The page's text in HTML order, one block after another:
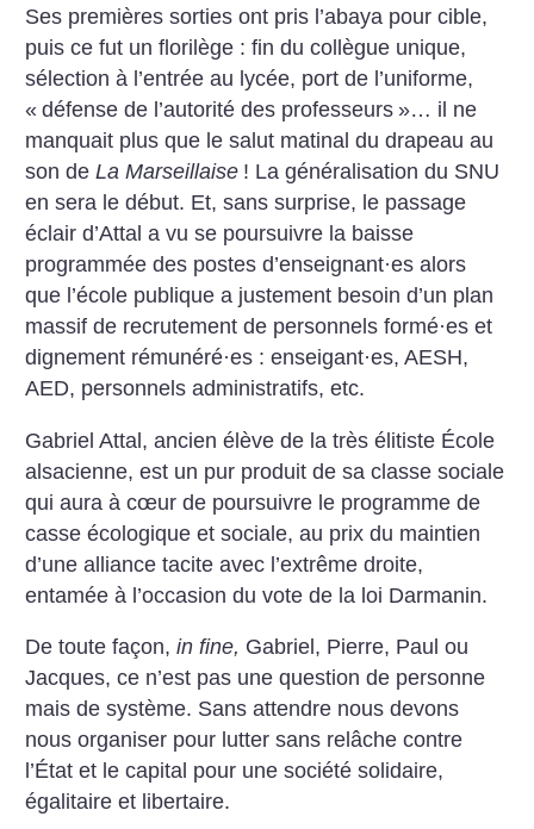
Ses premières sorties ont pris l’abaya pour cible,
puis ce fut un florilège : fin du collègue unique,
sélection à l’entrée au lycée, port de l’uniforme,
« défense de l’autorité des professeurs »… il ne
manquait plus que le salut matinal du drapeau au
son deLa Marseillaise ! La généralisation du SNU
en sera le début. Et, sans surprise, le passage
éclair d’Attal a vu se poursuivre la baisse
programmée des postes d’enseignant·es alors
que l’école publique a justement besoin d’un plan
massif de recrutement de personnels formé·es et
dignement rémunéré·es : enseigant·es, AESH,
AED, personnels administratifs, etc.
Gabriel Attal, ancien élève de la très élitiste École
alsacienne, est un pur produit de sa classe sociale
qui aura à cœur de poursuivre le programme de
casse écologique et sociale, au prix du maintien
d’une alliance tacite avec l’extrême droite,
entamée à l’occasion du vote de la loi Darmanin.
De toute façon,in fine, Gabriel, Pierre, Paul ou
Jacques, ce n’est pas une question de personne
mais de système. Sans attendre nous devons
nous organiser pour lutter sans relâche contre
l’État et le capital pour une société solidaire,
égalitaire et libertaire.